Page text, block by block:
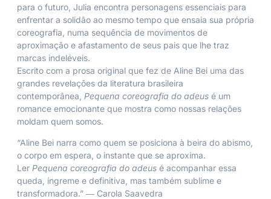
para o futuro, Julia encontra personagens essenciais para
enfrentar a solidão ao mesmo tempo que ensaia sua própria
coreografia, numa sequência de movimentos de
aproximação e afastamento de seus pais que lhe traz
marcas indeléveis.
Escrito com a prosa original que fez de Aline Bei uma das
grandes revelações da literatura brasileira
contemporânea, Pequena coreografia do adeus é um
romance emocionante que mostra como nossas relações
moldam quem somos.
“Aline Bei narra como quem se posiciona à beira do abismo,
o corpo em espera, o instante que se aproxima.
Ler Pequena coreografia do adeus é acompanhar essa
queda, íngreme e definitiva, mas também sublime e
transformadora.” ― Carola Saavedra